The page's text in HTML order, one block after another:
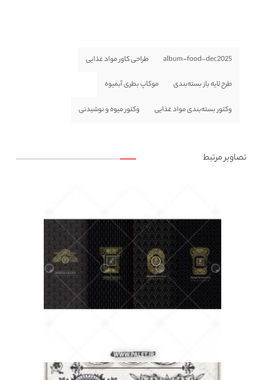
album-food-dec2025 طراحی کاور مواد غذایی
طرح لایه باز بسته‌بندی موکاپ بطری آبمیوه
وکتور بسته‌بندی مواد غذایی وکتور میوه و نوشیدنی
تصاویر مرتبط